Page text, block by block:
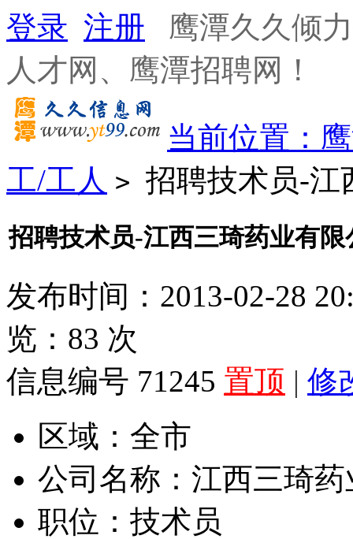
登录 注册
鹰潭久久倾
人才网、鹰潭招聘网！
当前位置：
工/工人 > 招聘技术员-江
招聘技术员-江西三琦药业有限
发布时间：2013-02-28
览： 83 次
信息编号 71245 置顶 | 修
区域： 全市
公司名称： 江西三琦
职位： 技术员